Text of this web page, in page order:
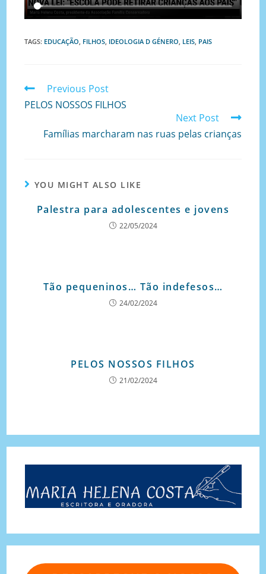
TAGS: EDUCAÇÃO FILHOS IDEOLOGIA D GÉNERO LEIS PAIS
Previous Post
PELOS NOSSOS FILHOS
Next Post
Famílias marcharam nas ruas pelas crianças
YOU MIGHT ALSO LIKE
Palestra para adolescentes e jovens
22/05/2024
Tão pequeninos… Tão indefesos…
24/02/2024
PELOS NOSSOS FILHOS
21/02/2024